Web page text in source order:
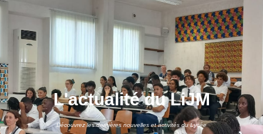
L'actualité du LiJM
Découvrez les dernières nouvelles et activités du Lycée